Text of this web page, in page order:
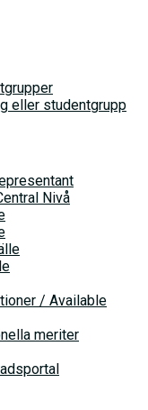
eller studentgrupp
Nivå
/ Available
meriter